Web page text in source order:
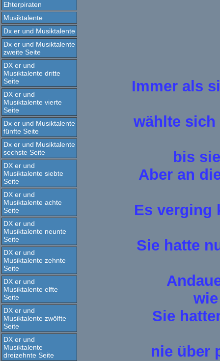
Ehterpiraten
Musiktalente
Dx er und Musiktalente
Dx er und Musiktalente
zweite Seite
DX er und
Musiktalente dritte
Seite
DX er und
Musiktalente vierte
Seite
Dx er und Musiktalente
fünfte Seite
Dx er und Musiktalente
sechste Seite
DX er und
Musiktalente siebte
Seite
DX er und
Musiktalente achte
Seite
DX er und
Musiktalente neunte
Seite
DX er und
Musiktalente zehnte
Seite
DX er und
Musiktalente elfte
Seite
DX er und
Musiktalente zwölfte
Seite
DX er und
Musiktalente
dreizehnte Seite
Immer als
wählte
bis
Aber an
Es verging
Sie hatte
Sie
nie über